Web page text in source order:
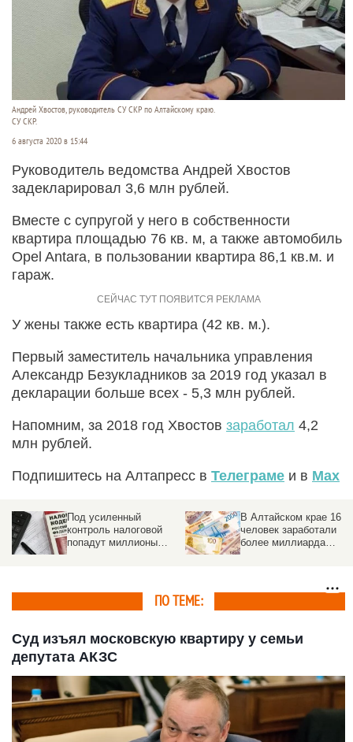
Андрей Хвостов, руководитель СУ СКР по Алтайскому краю.
СУ СКР.
6 августа 2020 в 15:44
Руководитель ведомства Андрей Хвостов
задекларировал 3,6 млн рублей.
Вместе с супругой у него в собственности
квартира площадью 76 кв. м, а также автомобиль
Opel Antara, в пользовании квартира 86,1 кв.м. и
гараж.
У жены также есть квартира (42 кв. м.).
Первый заместитель начальника управления
Александр Безукладников за 2019 год указал в
декларации больше всех - 5,3 млн рублей.
Напомним, за 2018 год Хвостов заработал 4,2
млн рублей.
Подпишитесь на Алтапресс в Телеграме и в Max
Под усиленный
контроль налоговой
попадут миллионы
В Алтайском крае 16
человек заработали
более миллиарда
ПО ТЕМЕ:
Суд изъял московскую квартиру у семьи
депутата АКЗС